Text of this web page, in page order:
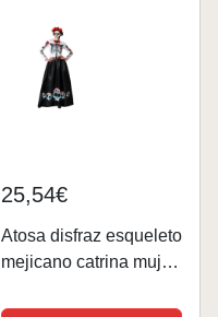
25,54€
Atosa disfraz esqueleto
mejicano catrina mujer